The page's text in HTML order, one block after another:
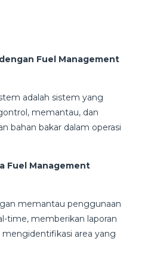
Fuel Management
adalah sistem yang
memantau, dan
bahan bakar dalam operasi
Fuel Management
memantau penggunaan
time, memberikan laporan
area yang